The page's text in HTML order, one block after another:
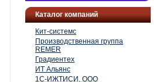
Каталог компаний
Кит-системс
Производственная группа
REMER
Градиентех
ИТ Альянс
1С-ИЖТИСИ, ООО